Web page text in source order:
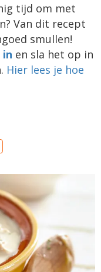
tijd om met
Van dit recept
smullen!
in en sla het op in
Hier lees je hoe